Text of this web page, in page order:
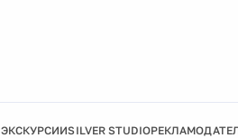
ЭКСКУРСИИSILVER STUDIO